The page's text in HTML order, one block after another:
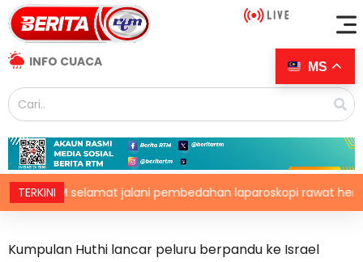
INFO CUACA
TERKINI
PM selamat jalani pembedahan laparoskopi rawat hernia perut
Kumpulan Huthi lancar peluru berpandu ke Israel
MS